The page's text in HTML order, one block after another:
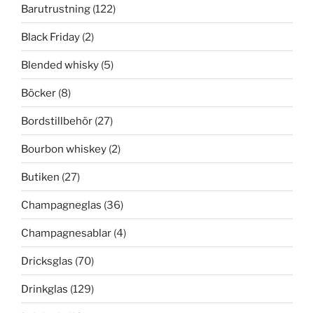
Barutrustning (122)
Black Friday (2)
Blended whisky (5)
Böcker (8)
Bordstillbehör (27)
Bourbon whiskey (2)
Butiken (27)
Champagneglas (36)
Champagnesablar (4)
Dricksglas (70)
Drinkglas (129)